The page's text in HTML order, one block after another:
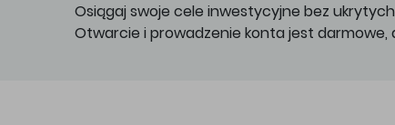
Osiągaj swoje cele inwestycyjne bez
Otwarcie i prowadzenie konta jest darmowe,